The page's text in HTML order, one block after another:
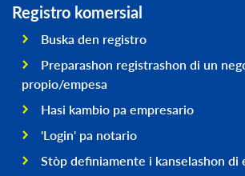
Registro komersial
Buska den registro
Preparashon registrashon di un
propio/empesa
Hasi kambio pa empresario
'Login' pa notario
Stòp definiamente i kanselashon di